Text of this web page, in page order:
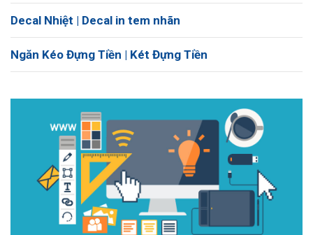
Decal Nhiệt | Decal in tem nhãn
Ngăn Kéo Đựng Tiền | Két Đựng Tiền